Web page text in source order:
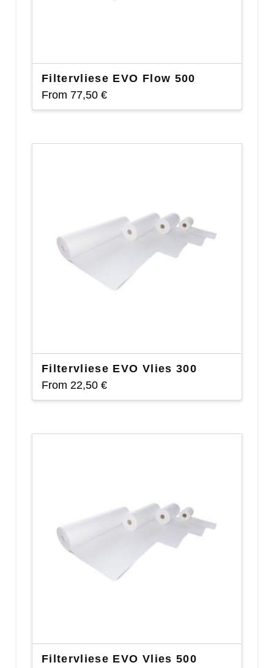
Filtervliese EVO Flow 500
From 77,50 €
Filtervliese EVO Vlies 300
From 22,50 €
Filtervliese EVO Vlies 500